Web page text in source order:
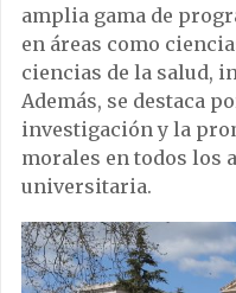
amplia gama de
en áreas como
ciencias de la salud,
Además, se destaca
investigación y la
morales en todos los
universitaria.